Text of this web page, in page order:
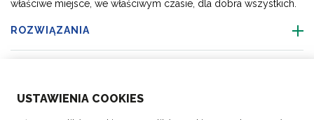
USTAWIENIA COOKIES
właściwe miejsce, we właściwym czasie, dla dobra wszystkich.
ROZWIĄZANIA